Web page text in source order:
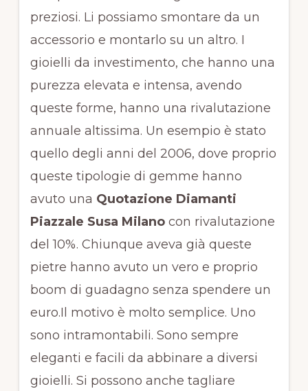
preziosi. Li possiamo smontare da un
accessorio e montarlo su un altro. I
gioielli da investimento, che hanno una
purezza elevata e intensa, avendo
queste forme, hanno una rivalutazione
annuale altissima. Un esempio è stato
quello degli anni del 2006, dove proprio
queste tipologie di gemme hanno
avuto una Quotazione Diamanti
Piazzale Susa Milanocon rivalutazione
del 10%. Chiunque aveva già queste
pietre hanno avuto un vero e proprio
boom di guadagno senza spendere un
euro.Il motivo è molto semplice. Uno
sono intramontabili. Sono sempre
eleganti e facili da abbinare a diversi
gioielli. Si possono anche tagliare